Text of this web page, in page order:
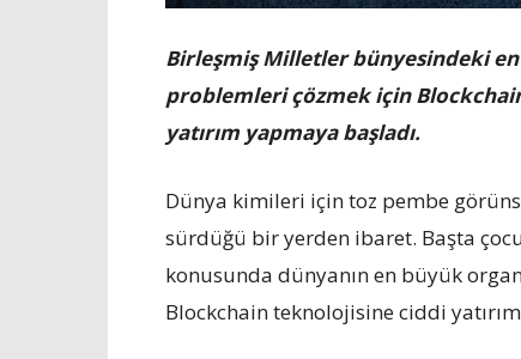
Birleşmiş Milletler bünyesindeki
problemleri çözmek için
yatırım yapmaya başladı.
Dünya kimileri için toz pembe
sürdüğü bir yerden ibaret. Başta
konusunda dünyanın en büyük
Blockchain teknolojisine ciddi